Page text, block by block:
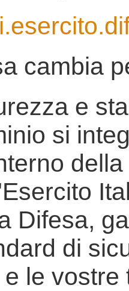
cambia
e
si
Difesa,
di
e le vostre